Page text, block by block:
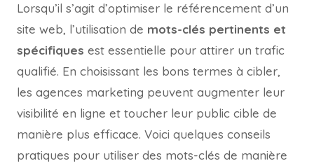
Lorsqu’il s’agit d’optimiser le référencement d’un
site web, l’utilisation de mots-clés pertinents et
spécifiques est essentielle pour attirer un trafic
qualifié. En choisissant les bons termes à cibler,
les agences marketing peuvent augmenter leur
visibilité en ligne et toucher leur public cible de
manière plus efficace. Voici quelques conseils
pratiques pour utiliser des mots-clés de manière